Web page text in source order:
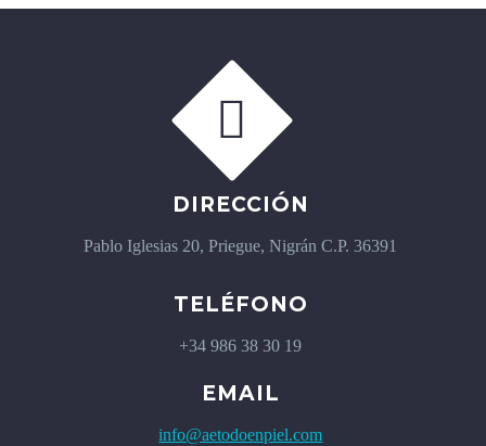


DIRECCIÓN
Pablo Iglesias 20, Priegue, Nigrán C.P. 36391
TELÉFONO
+34 986 38 30 19
EMAIL
info@aetodoenpiel.com